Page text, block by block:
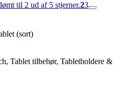
til 2 ud af 5 stjerner.23
(sort)
Tablet tilbehør, Tabletholdere &